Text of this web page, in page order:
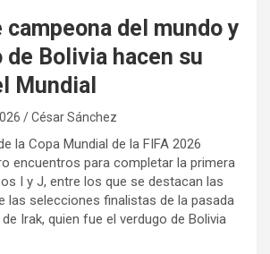
campeona del mundo y
de Bolivia hacen su
Mundial
/ César Sánchez
la Copa Mundial de la FIFA 2026
encuentros para completar la primera
I y J, entre los que se destacan las
las selecciones finalistas de la pasada
Irak, quien fue el verdugo de Bolivia